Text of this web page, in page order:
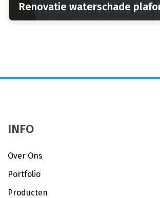
Renovatie waterschade
INFO
Over Ons
Portfolio
Producten